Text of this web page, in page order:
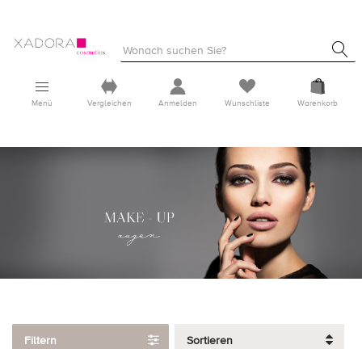
Menü Vergleichen Anmelden Wunschliste Warenkorb
Filtern Sortieren